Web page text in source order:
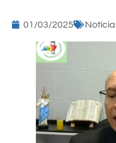
01/03/2025